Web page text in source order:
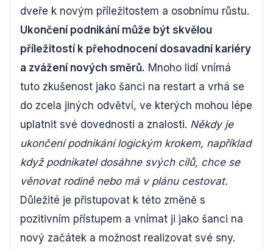
dveře k novým příležitostem a osobnímu růstu.
Ukončení podnikání může být skvělou
příležitostí k přehodnocení dosavadní kariéry
a zvážení nových směrů. Mnoho lidí vnímá
tuto zkušenost jako šanci na restart a vrhá se
do zcela jiných odvětví, ve kterých mohou lépe
uplatnit své dovednosti a znalosti. Někdy je
ukončení podnikání logickým krokem, například
když podnikatel dosáhne svých cílů, chce se
věnovat rodině nebo má v plánu cestovat.
Důležité je přistupovat k této změně s
pozitivním přístupem a vnímat ji jako šanci na
nový začátek a možnost realizovat své sny.